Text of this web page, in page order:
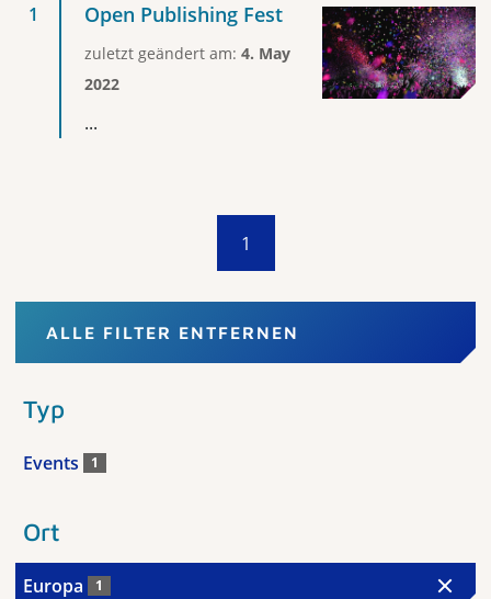
Open Publishing Fest
zuletzt geändert am: 4. May
2022
...
1
ALLE FILTER ENTFERNEN
Typ
Events 1
Ort
Europa 1